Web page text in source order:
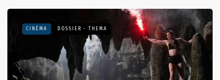
CINÉMA DOSSIER - THEMA